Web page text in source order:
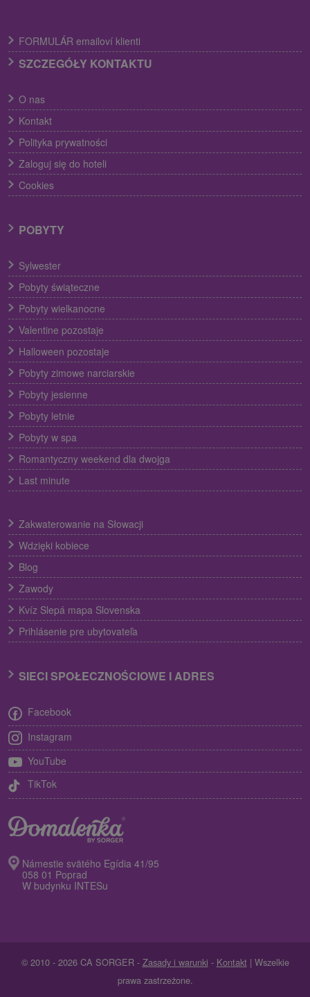
FORMULÁR emailoví klienti
SZCZEGÓŁY KONTAKTU
O nas
Kontakt
Polityka prywatności
Zaloguj się do hoteli
Cookies
POBYTY
Sylwester
Pobyty świąteczne
Pobyty wielkanocne
Valentine pozostaje
Halloween pozostaje
Pobyty zimowe narciarskie
Pobyty jesienne
Pobyty letnie
Pobyty w spa
Romantyczny weekend dla dwojga
Last minute
Zakwaterowanie na Słowacji
Wdzięki kobiece
Blog
Zawody
Kvíz Slepá mapa Slovenska
Prihlásenie pre ubytovateľa
SIECI SPOŁECZNOŚCIOWE I ADRES
Facebook
Instagram
YouTube
TikTok
Námestie svätého Egídia 41/95
058 01 Poprad
W budynku INTESu
© 2010 - 2026 CA SORGER - Zasady i warunki - Kontakt | Wszelkie
prawa zastrzeżone.